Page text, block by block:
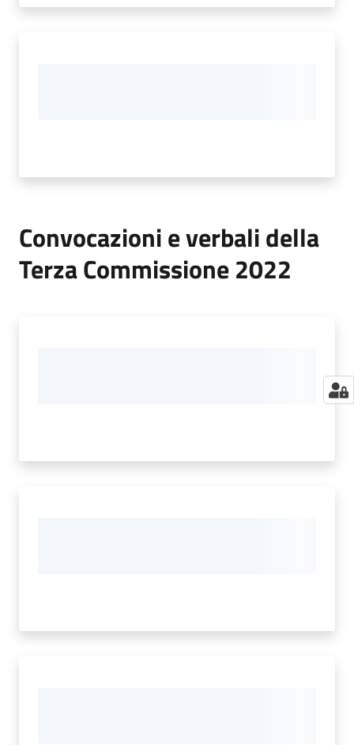
Convocazioni e verbali della
Terza Commissione 2022